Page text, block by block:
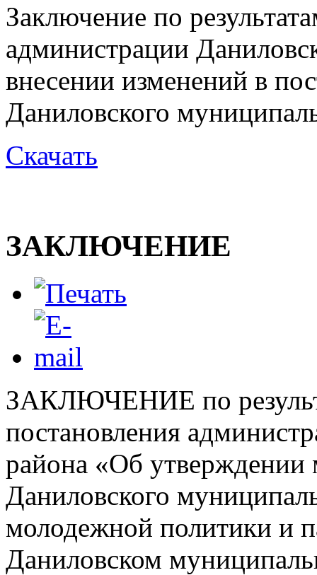
Заключение по
администрации
внесении изменений в
Даниловского
Скачать
ЗАКЛЮЧЕНИЕ
ЗАКЛЮЧЕНИЕ по
постановления
района «Об
Даниловского
молодежной политики и
Даниловском